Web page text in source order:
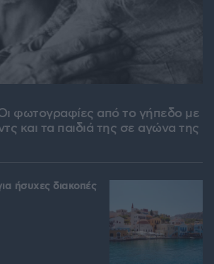
φωτογραφίες από το γήπεδο με
και τα παιδιά της σε αγώνα της
ήσυχες διακοπές